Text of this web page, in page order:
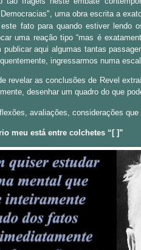
uma obra escrita a
fato para quando estiver
uma reação tipo “mas é
publicar aqui algumas tantas
ingressarmos numa
revelar as conclusões de Revel
desenhar um quadro do que
avaliações, considerações
meu está entre colchetes “[ ]”